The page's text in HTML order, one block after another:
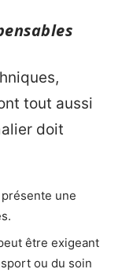
tout aussi
doit
une
être exigeant
ou du soin